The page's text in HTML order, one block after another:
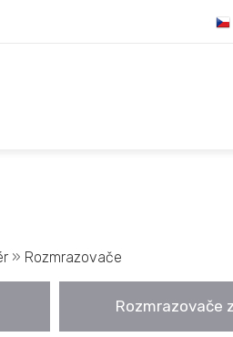
» Rozmrazovače
Rozmrazovače